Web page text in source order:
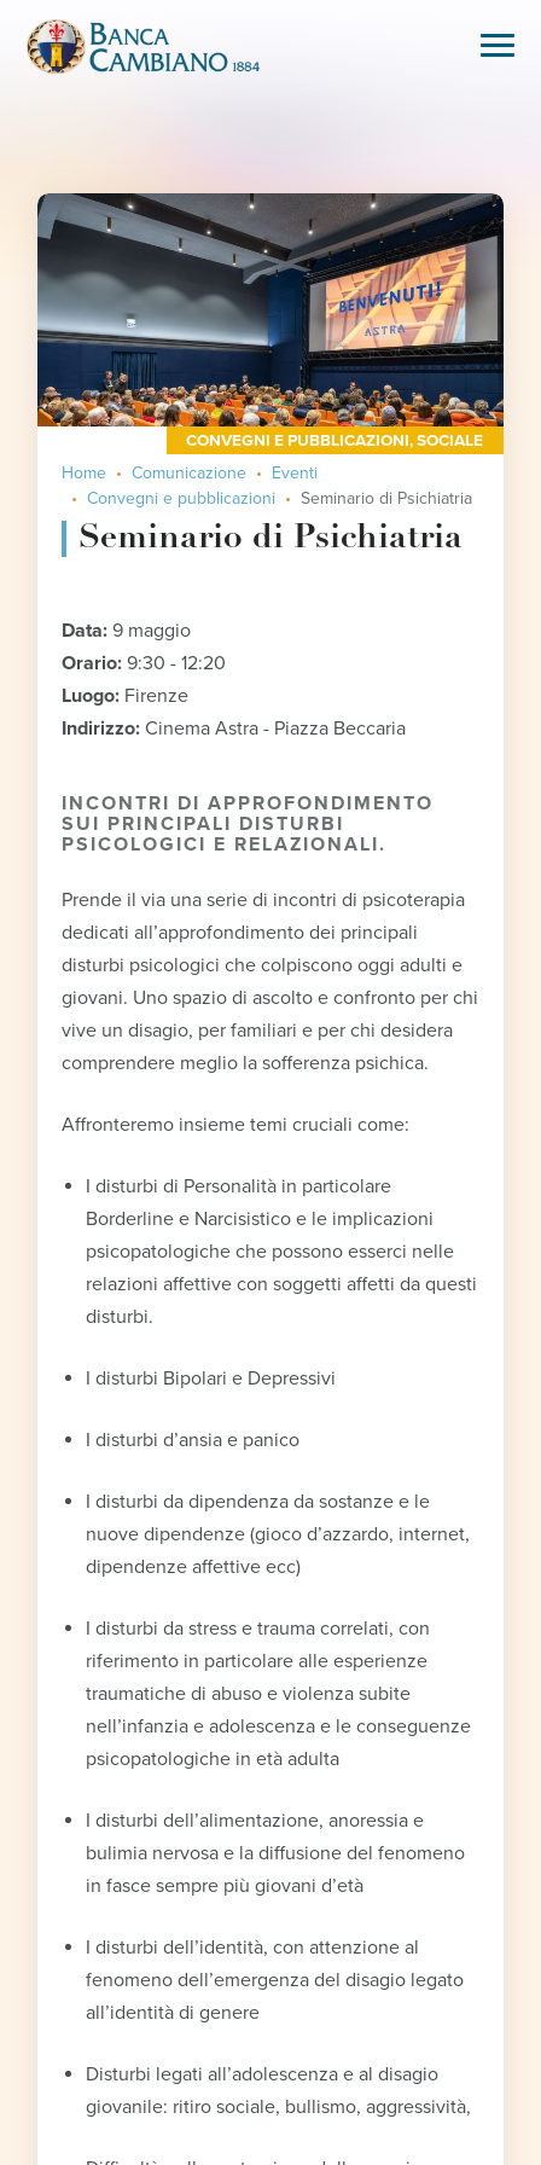
Home Comunicazione
Eventi
Convegni e pubblicazioni
Seminario di Psichiatria
Seminario di Psichiatria
CONVEGNI E PUBBLICAZIONI,SOCIALE
Data: 9 maggio
Orario: 9:30 - 12:20
Luogo: Firenze
Indirizzo: Cinema Astra - Piazza Beccaria
INCONTRI DI APPROFONDIMENTO
SUI PRINCIPALI DISTURBI
PSICOLOGICI E RELAZIONALI.
Prende il via una serie di incontri di psicoterapia
dedicati all’approfondimento dei principali
disturbi psicologici che colpiscono oggi adulti e
giovani. Uno spazio di ascolto e confronto per chi
vive un disagio, per familiari e per chi desidera
comprendere meglio la sofferenza psichica.
Affronteremo insieme temi cruciali come:
I disturbi di Personalità in particolare
Borderline e Narcisistico e le implicazioni
psicopatologiche che possono esserci nelle
relazioni affettive con soggetti affetti da questi
disturbi.
I disturbi Bipolari e Depressivi
I disturbi d’ansia e panico
I disturbi da dipendenza da sostanze e le
nuove dipendenze (gioco d’azzardo, internet,
dipendenze affettive ecc)
I disturbi da stress e trauma correlati, con
riferimento in particolare alle esperienze
traumatiche di abuso e violenza subite
nell’infanzia e adolescenza e le conseguenze
psicopatologiche in età adulta
I disturbi dell’alimentazione, anoressia e
bulimia nervosa e la diffusione del fenomeno
in fasce sempre più giovani d’età
I disturbi dell’identità, con attenzione al
fenomeno dell’emergenza del disagio legato
all’identità di genere
Disturbi legati all’adolescenza e al disagio
giovanile: ritiro sociale, bullismo, aggressività,